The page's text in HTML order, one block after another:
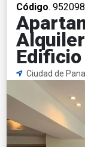
Código.
Ciudad de